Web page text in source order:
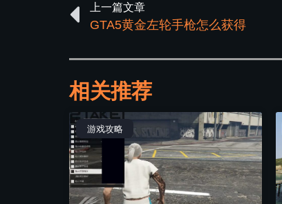
上一篇文章
GTA5黄金左轮手枪怎么获得
相关推荐
游戏攻略